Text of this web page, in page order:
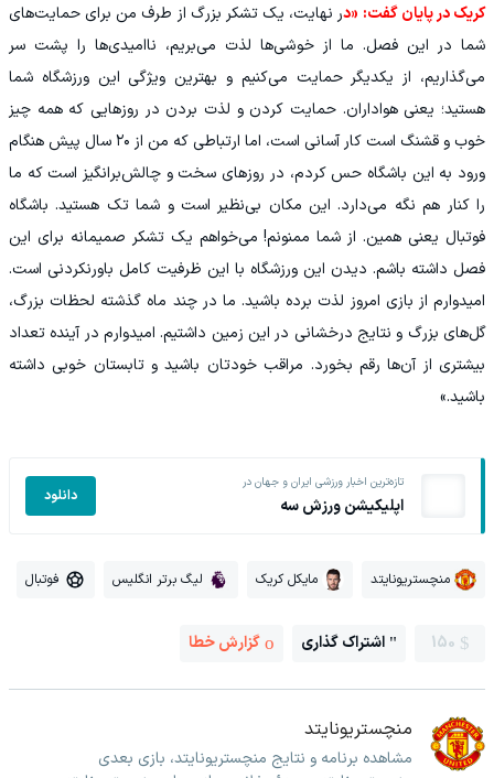
کریک در پایان گفت: «در نهایت، یک تشکر بزرگ از طرف من برای حمایت‌های
شما در این فصل. ما از خوشی‌ها لذت می‌بریم، ناامیدی‌ها را پشت سر
می‌گذاریم، از یکدیگر حمایت می‌کنیم و بهترین ویژگی این ورزشگاه شما
هستید؛ یعنی هواداران. حمایت کردن و لذت بردن در روزهایی که همه چیز
خوب و قشنگ است کار آسانی است، اما ارتباطی که من از ۲۰ سال پیش هنگام
ورود به این باشگاه حس کردم، در روزهای سخت و چالش‌برانگیز است که ما
را کنار هم نگه می‌دارد. این مکان بی‌نظیر است و شما تک هستید. باشگاه
فوتبال یعنی همین. از شما ممنونم! می‌خواهم یک تشکر صمیمانه برای این
فصل داشته باشم. دیدن این ورزشگاه با این ظرفیت کامل باورنکردنی است.
امیدوارم از بازی امروز لذت برده باشید. ما در چند ماه گذشته لحظات بزرگ،
گل‌های بزرگ و نتایج درخشانی در این زمین داشتیم. امیدوارم در آینده تعداد
بیشتری از آن‌ها رقم بخورد. مراقب خودتان باشید و تابستان خوبی داشته
باشید.»
تازه‌ترین اخبار ورزشی ایران و جهان در
اپلیکیشن ورزش سه دانلود
منچستریونایتد مایکل کریک لیگ برتر انگلیس فوتبال
150 اشتراک گذاری گزارش خطا
منچستریونایتد
مشاهده برنامه و نتایج منچستریونایتد، بازی بعدی